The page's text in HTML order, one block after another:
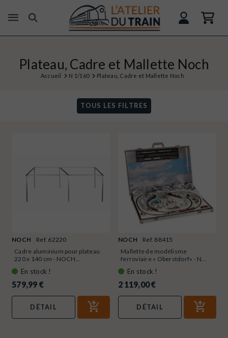
Plateau, Cadre et Mallette Noch
Accueil N 1/160 Plateau, Cadre et Mallette Noch
TOUS LES FILTRES
NOCH
Ref. 62220
Cadre aluminium pour plateau
220 x 140 cm - NOCH...
En stock !
579,99 €
DÉTAIL
NOCH
Ref. 88415
Mallette de modélisme
ferroviaire « Oberstdorf» - N...
En stock !
2 119,00 €
DÉTAIL